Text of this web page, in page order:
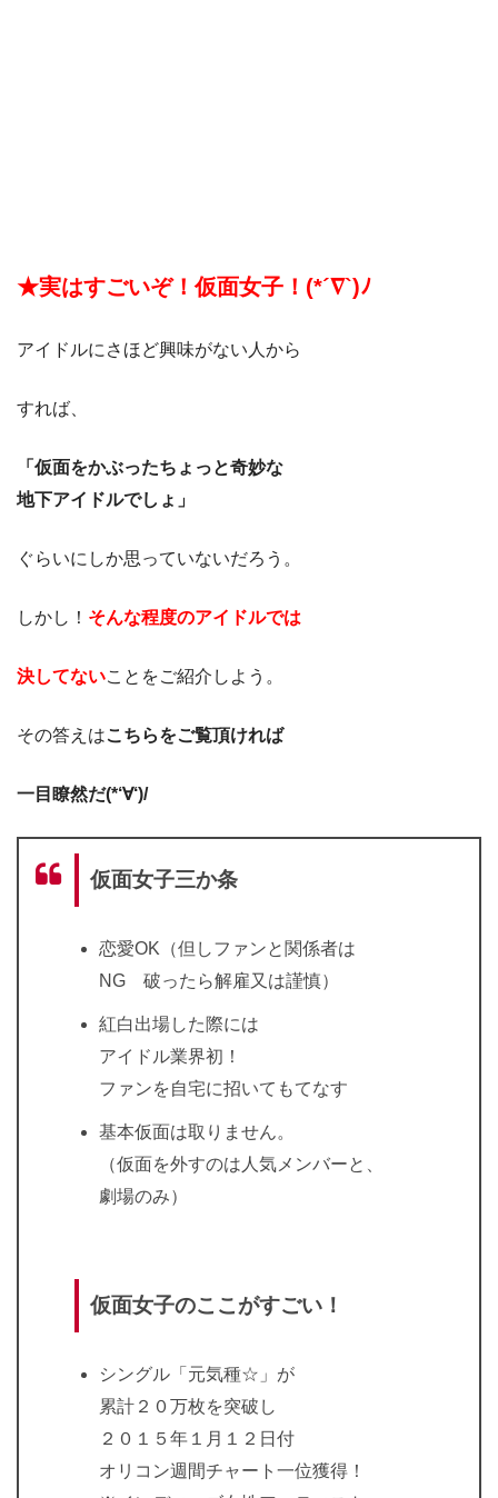
★実はすごいぞ！仮面女子！(*´∇`)ﾉ
アイドルにさほど興味がない人から
すれば、
「仮面をかぶったちょっと奇妙な
地下アイドルでしょ」
ぐらいにしか思っていないだろう。
しかし！ そんな程度のアイドルでは
決してないことをご紹介しよう。
その答えはこちらをご覧頂ければ
一目瞭然だ(*‘∀‘)/
仮面女子三か条
恋愛OK（但しファンと関係者は
NG 破ったら解雇又は謹慎）
紅白出場した際には
アイドル業界初！
ファンを自宅に招いてもてなす
基本仮面は取りません。
（仮面を外すのは人気メンバーと、
劇場のみ）
仮面女子のここがすごい！
シングル「元気種☆」が
累計２０万枚を突破し
２０１５年１月１２日付
オリコン週間チャート一位獲得！